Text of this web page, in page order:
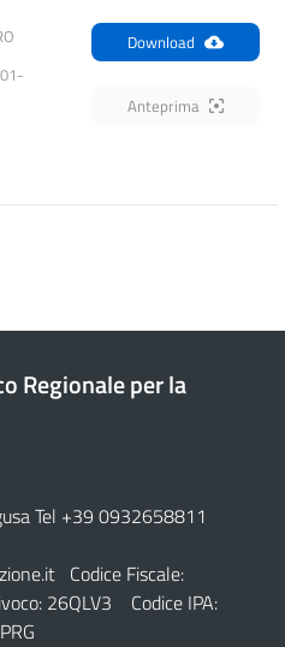
Download
Anteprima
Regionale per la
Tel +39 0932658811
Codice Fiscale:
26QLV3 Codice IPA: